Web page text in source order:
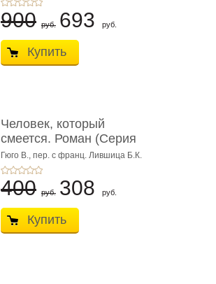
900 руб. 693 руб.
Купить
Человек, который
смеется. Роман (Серия
«Роман с ...
Гюго В., пер. с франц. Лившица Б.К.
400 руб. 308 руб.
Купить